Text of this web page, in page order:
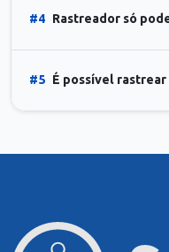
#4 Rastreador só
#5 É possível